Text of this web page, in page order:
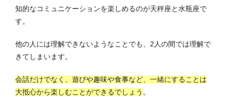
知的なコミュニケーションを楽しめるのが天秤座と水瓶座で
す。
他の人には理解できないようなことでも、2人の間では理解で
きてしまいます。
会話だけでなく、遊びや趣味や食事など、一緒にすることは
大抵心から楽しむことができるでしょう 。